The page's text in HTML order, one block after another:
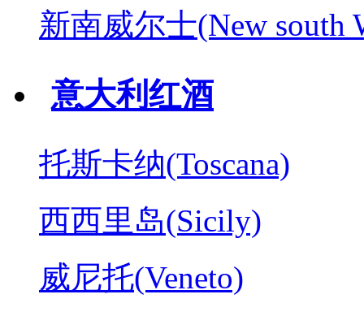
新南威尔士(New south
意大利红酒
托斯卡纳(Toscana)
西西里岛(Sicily)
威尼托(Veneto)